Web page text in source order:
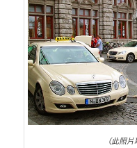
（此照片